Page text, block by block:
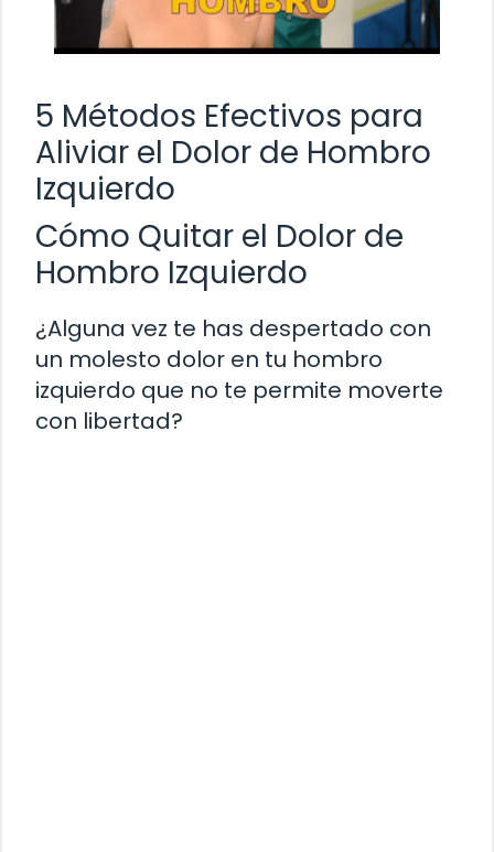
5 Métodos Efectivos para
Aliviar el Dolor de Hombro
Izquierdo
Cómo Quitar el Dolor de
Hombro Izquierdo
¿Alguna vez te has despertado con
un molesto dolor en tu hombro
izquierdo que no te permite moverte
con libertad?